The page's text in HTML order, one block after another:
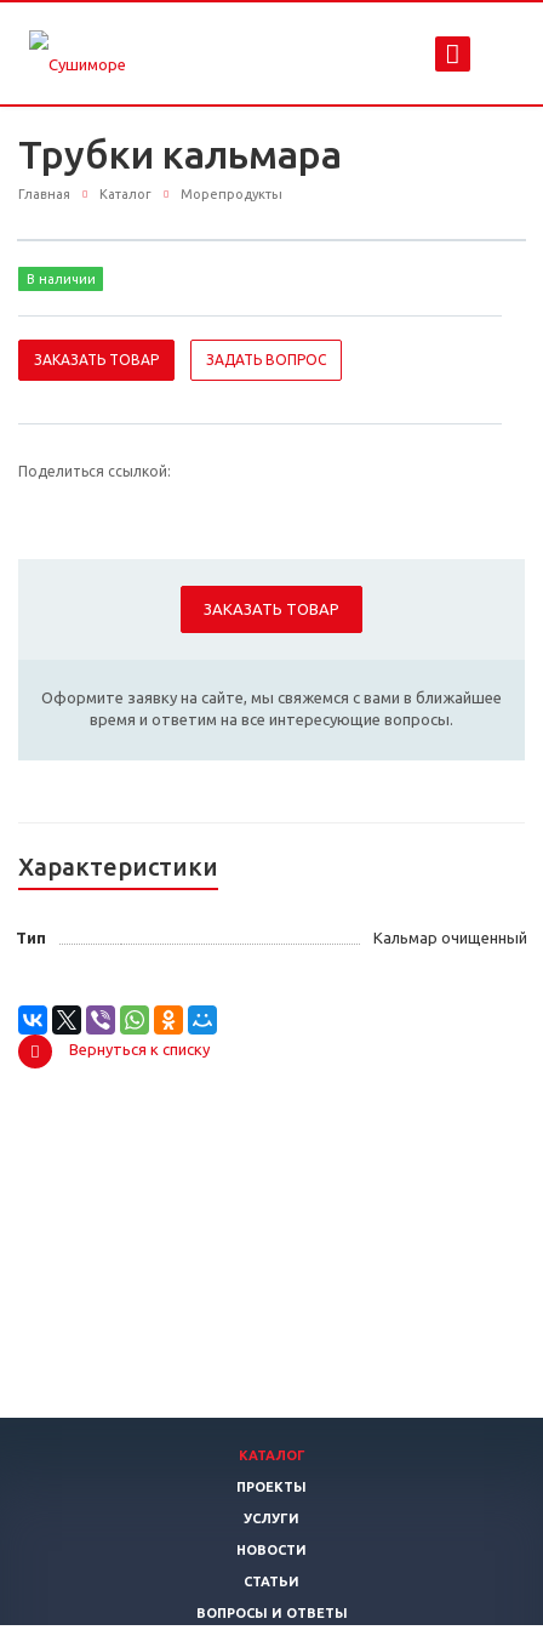
Трубки кальмара
Главная Каталог Морепродукты
В наличии
ЗАКАЗАТЬ ТОВАР ЗАДАТЬ ВОПРОС
Поделиться ссылкой:
ЗАКАЗАТЬ ТОВАР
Оформите заявку на сайте, мы свяжемся с вами в ближайшее
время и ответим на все интересующие вопросы.
Характеристики
Тип Кальмар очищенный
Вернуться к списку
КАТАЛОГ
ПРОЕКТЫ
УСЛУГИ
НОВОСТИ
СТАТЬИ
ВОПРОСЫ И ОТВЕТЫ